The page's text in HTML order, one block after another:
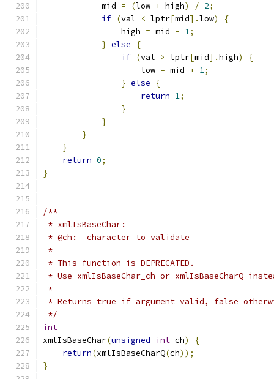
	    mid
= (low + high) / 2;
if (val < lptr[mid].low)
{
		high
= mid - 1;
} else
{
if (val > lptr[mid].high)
{
		    low
= mid + 1;
} else
{
return 1;
}
}
}
}
return 0;
}
/**
* xmlIsBaseChar:
* @ch:  character to validate
*
* This function is DEPRECATED.
* Use xmlIsBaseChar_ch or xmlIsBaseCharQ
*
* Returns true if argument valid, false
*/
int
xmlIsBaseChar(unsigned int ch)
{
return(xmlIsBaseCharQ(ch));
}